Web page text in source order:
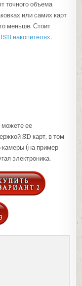
точного объема
или самих карт
меньше. Стоит
накопителях.
ее
SD карт, в том
камеры (на пример
электроника.